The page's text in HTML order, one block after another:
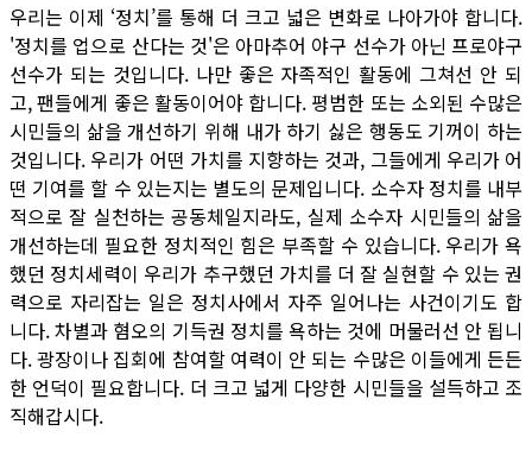
우리는 이제 ‘정치’를 통해 더 크고 넓은 변화로 나아가야 합니다.
'정치를 업으로 산다는 것'은 아마추어 야구 선수가 아닌 프로야구
선수가 되는 것입니다. 나만 좋은 자족적인 활동에 그쳐선 안 되
고, 팬들에게 좋은 활동이어야 합니다. 평범한 또는 소외된 수많은
시민들의 삶을 개선하기 위해 내가 하기 싫은 행동도 기꺼이 하는
것입니다. 우리가 어떤 가치를 지향하는 것과, 그들에게 우리가 어
떤 기여를 할 수 있는지는 별도의 문제입니다. 소수자 정치를 내부
적으로 잘 실천하는 공동체일지라도, 실제 소수자 시민들의 삶을
개선하는데 필요한 정치적인 힘은 부족할 수 있습니다. 우리가 욕
했던 정치세력이 우리가 추구했던 가치를 더 잘 실현할 수 있는 권
력으로 자리잡는 일은 정치사에서 자주 일어나는 사건이기도 합
니다. 차별과 혐오의 기득권 정치를 욕하는 것에 머물러선 안 됩니
다. 광장이나 집회에 참여할 여력이 안 되는 수많은 이들에게 든든
한 언덕이 필요합니다. 더 크고 넓게 다양한 시민들을 설득하고 조
직해갑시다.